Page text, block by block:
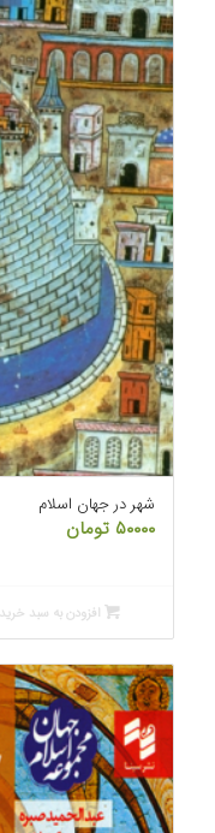
شهر در جهان اسلام
۵۰۰۰۰ تومان
افزودن به سبد خرید